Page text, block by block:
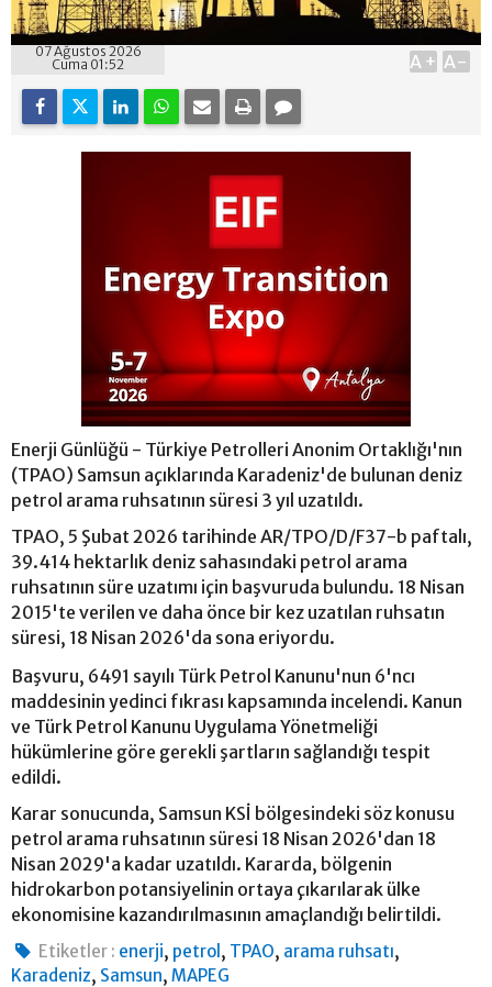
07 Ağustos 2026
Cuma 01:52
A+ A-
Enerji Günlüğü - Türkiye Petrolleri Anonim Ortaklığı'nın
(TPAO) Samsun açıklarında Karadeniz'de bulunan deniz
petrol arama ruhsatının süresi 3 yıl uzatıldı.
TPAO, 5 Şubat 2026 tarihinde AR/TPO/D/F37-b paftalı,
39.414 hektarlık deniz sahasındaki petrol arama
ruhsatının süre uzatımı için başvuruda bulundu. 18 Nisan
2015'te verilen ve daha önce bir kez uzatılan ruhsatın
süresi, 18 Nisan 2026'da sona eriyordu.
Başvuru, 6491 sayılı Türk Petrol Kanunu'nun 6'ncı
maddesinin yedinci fıkrası kapsamında incelendi. Kanun
ve Türk Petrol Kanunu Uygulama Yönetmeliği
hükümlerine göre gerekli şartların sağlandığı tespit
edildi.
Karar sonucunda, Samsun KSİ bölgesindeki söz konusu
petrol arama ruhsatının süresi 18 Nisan 2026'dan 18
Nisan 2029'a kadar uzatıldı. Kararda, bölgenin
hidrokarbon potansiyelinin ortaya çıkarılarak ülke
ekonomisine kazandırılmasının amaçlandığı belirtildi.
Etiketler : enerji, petrol , TPAO, arama ruhsatı,
Karadeniz, Samsun, MAPEG